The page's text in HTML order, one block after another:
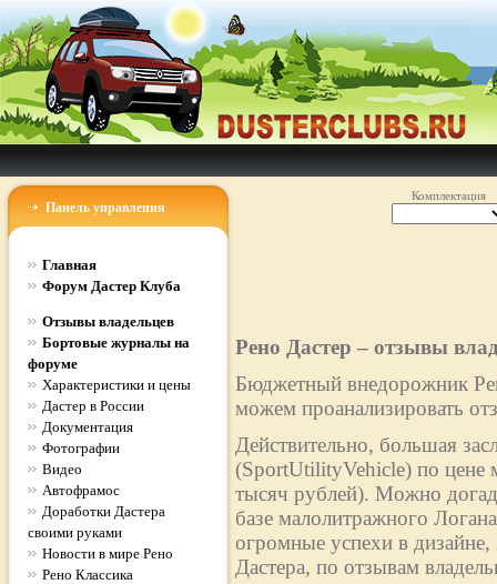
Панель управления
Главная
Форум Дастер Клуба
Отзывы владельцев
Бортовые журналы на
форуме
Характеристики и цены
Дастер в России
Документация
Фотографии
Видео
Автофрамос
Доработки Дастера
своими руками
Новости в мире Рено
Рено Классика
Комплектация
Рено Дастер – отзывы
Бюджетный внедорожник
можем проанализировать
Действительно, большая
(SportUtilityVehicle) по цене
тысяч рублей). Можно
базе малолитражного
огромные успехи в
Дастера, по отзывам